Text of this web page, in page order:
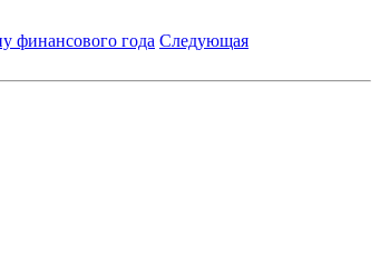
финансового года Следующая